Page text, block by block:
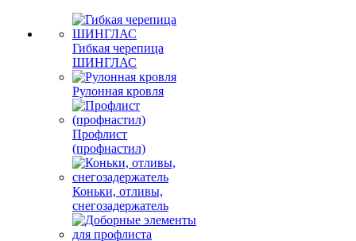
Гибкая черепица
ШИНГЛАС
Рулонная кровля
Профлист
(профнастил)
Коньки, отливы,
снегозадержатель